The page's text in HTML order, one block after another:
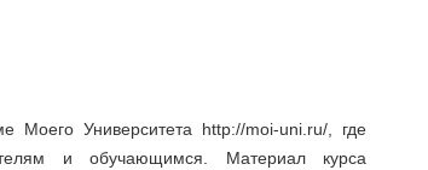
Моего Университета http://moi-uni.ru/, где
и обучающимся. Материал курса